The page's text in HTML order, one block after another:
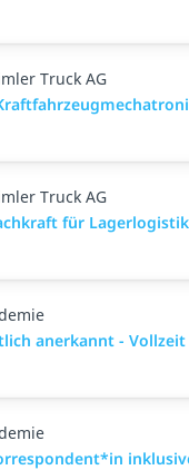
Truck AG
Truck AG
für
anerkannt - Vollzeit